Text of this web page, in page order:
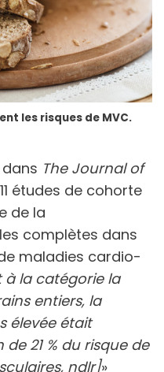
les risques de MVC.
The Journal of
études de cohorte
de la
complètes dans
maladies cardio-
à la catégorie la
entiers, la
élevée était
21 % du risque de
ndlr]»